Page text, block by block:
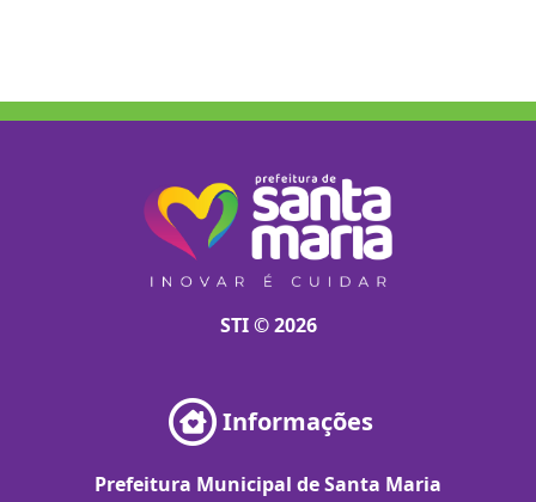
STI © 2026
Informações
Prefeitura Municipal de Santa Maria